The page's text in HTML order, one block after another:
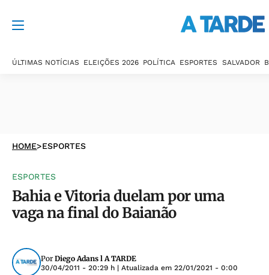
ÚLTIMAS NOTÍCIAS ELEIÇÕES 2026 POLÍTICA ESPORTES SALVADOR
HOME>ESPORTES
ESPORTES
Bahia e Vitoria duelam por uma
vaga na final do Baianão
Por Diego Adans l A TARDE
30/04/2011 - 20:29 h | Atualizada em 22/01/2021 - 0:00